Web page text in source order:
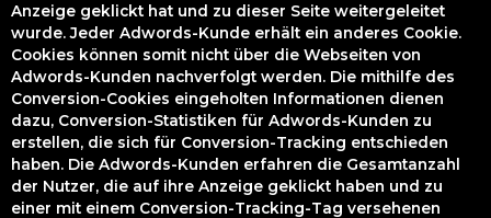
Anzeige geklickt hat und zu dieser Seite weitergeleitet
wurde. Jeder Adwords-Kunde erhält ein anderes Cookie.
Cookies können somit nicht über die Webseiten von
Adwords-Kunden nachverfolgt werden. Die mithilfe des
Conversion-Cookies eingeholten Informationen dienen
dazu, Conversion-Statistiken für Adwords-Kunden zu
erstellen, die sich für Conversion-Tracking entschieden
haben. Die Adwords-Kunden erfahren die Gesamtanzahl
der Nutzer, die auf ihre Anzeige geklickt haben und zu
einer mit einem Conversion-Tracking-Tag versehenen